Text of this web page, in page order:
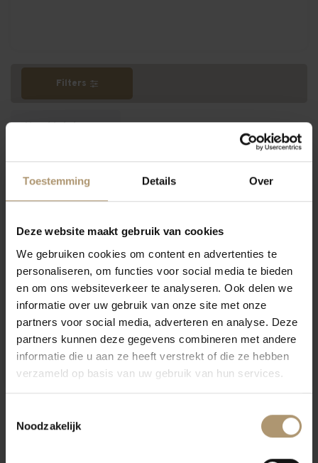
Toestemming Details Over
Deze website maakt gebruik van cookies
We gebruiken cookies om content en advertenties te
personaliseren, om functies voor social media te bieden
en om ons websiteverkeer te analyseren. Ook delen we
informatie over uw gebruik van onze site met onze
partners voor social media, adverteren en analyse. Deze
partners kunnen deze gegevens combineren met andere
informatie die u aan ze heeft verstrekt of die ze hebben
verzameld op basis van uw gebruik van hun services.
Noodzakelijk
Filters
Meest bekeken
Ried Spiegel Kamptal
Reserve
€16,50
Kamptal
€13,95